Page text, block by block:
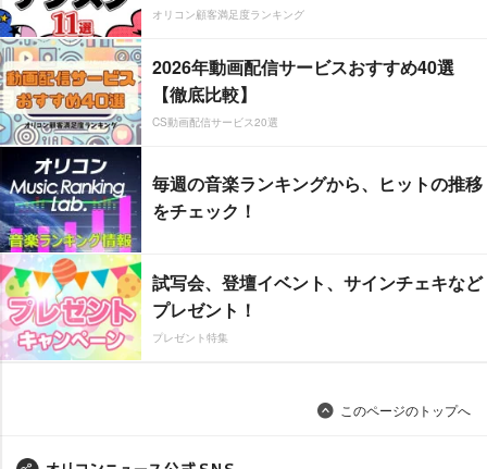
オリコン顧客満足度ランキング
2026年動画配信サービスおすすめ40選
【徹底比較】
CS動画配信サービス20選
毎週の音楽ランキングから、ヒットの推移
をチェック！
試写会、登壇イベント、サインチェキなど
プレゼント！
プレゼント特集
このページのトップへ